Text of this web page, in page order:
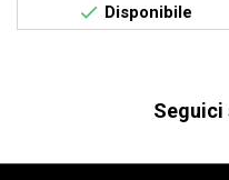
 Disponibile
Seguici